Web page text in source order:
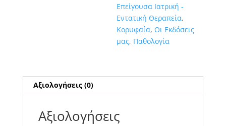
Επείγουσα Ιατρική -
Εντατική Θεραπεία,
Κορυφαία, Οι Εκδόσεις
μας, Παθολογία
Αξιολογήσεις (0)
Αξιολογήσεις